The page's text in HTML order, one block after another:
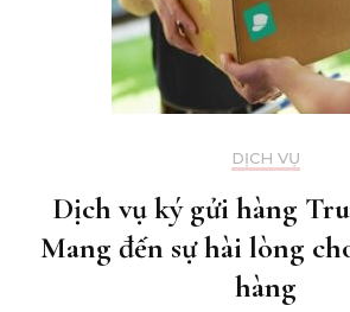
DỊCH VỤ
Dịch vụ ký gửi hàng
Mang đến sự hài lòng
hàng